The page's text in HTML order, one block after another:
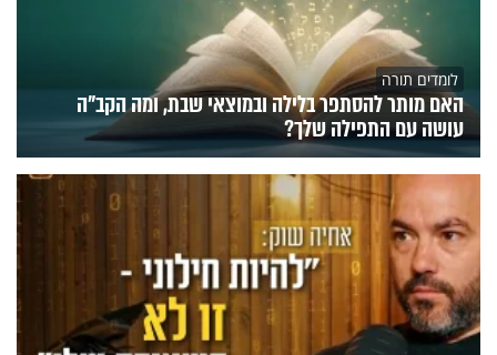
לומדים תורה
האם מותר להסתפר בלילה ובמוצאי שבת, ומה הקב"ה
עושה עם התפילה שלך?